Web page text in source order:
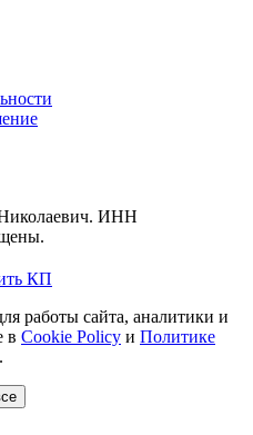
. ИНН
КП
работы сайта, аналитики и
в Cookie Policy и Политике